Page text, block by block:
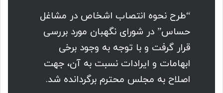
“طرح نحوه انتصاب اشخاص در مشاغل
حساس” در شورای نگهبان مورد بررسی
قرار گرفت و با توجه به وجود برخی
ابهامات و ایرادات نسبت به آن، جهت
اصلاح به مجلس محترم برگردانده شد.